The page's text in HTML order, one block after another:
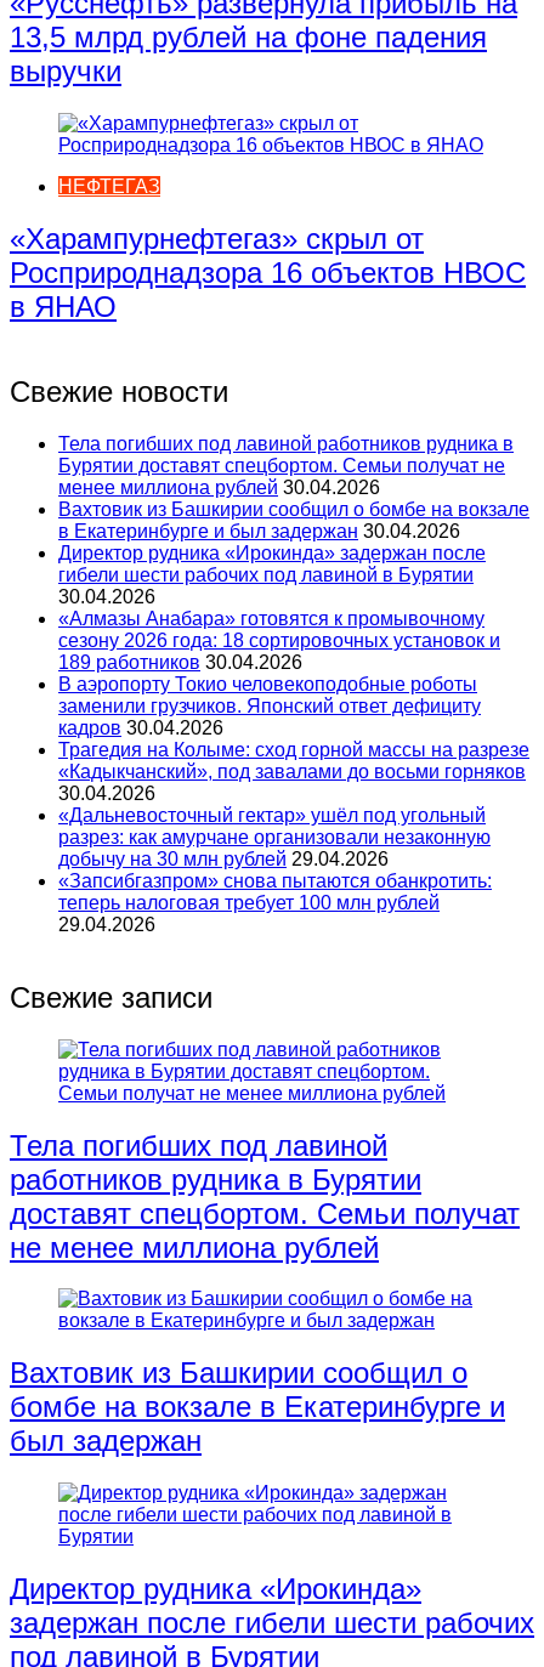
13,5 млрд рублей на фоне падения
выручки
НЕФТЕГАЗ
«Харампурнефтегаз» скрыл от
Росприроднадзора 16 объектов НВОС
в ЯНАО
Свежие новости
Тела погибших под лавиной работников рудника в
Бурятии доставят спецбортом. Семьи получат не
менее миллиона рублей 30.04.2026
Вахтовик из Башкирии сообщил о бомбе на вокзале
в Екатеринбурге и был задержан 30.04.2026
Директор рудника «Ирокинда» задержан после
гибели шести рабочих под лавиной в Бурятии
30.04.2026
«Алмазы Анабара» готовятся к промывочному
сезону 2026 года: 18 сортировочных установок и
189 работников 30.04.2026
В аэропорту Токио человекоподобные роботы
заменили грузчиков. Японский ответ дефициту
кадров 30.04.2026
Трагедия на Колыме: сход горной массы на разрезе
«Кадыкчанский», под завалами до восьми горняков
30.04.2026
«Дальневосточный гектар» ушёл под угольный
разрез: как амурчане организовали незаконную
добычу на 30 млн рублей 29.04.2026
«Запсибгазпром» снова пытаются обанкротить:
теперь налоговая требует 100 млн рублей
29.04.2026
Свежие записи
Тела погибших под лавиной
работников рудника в Бурятии
доставят спецбортом. Семьи получат
не менее миллиона рублей
Вахтовик из Башкирии сообщил о
бомбе на вокзале в Екатеринбурге и
был задержан
Директор рудника «Ирокинда»
задержан после гибели шести рабочих
под лавиной в Бурятии